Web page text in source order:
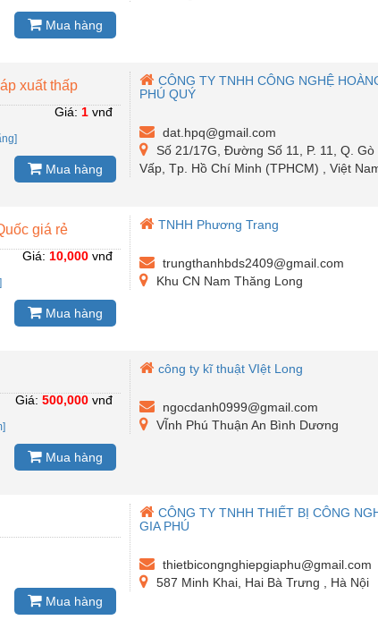
Mua hàng
xuất thấp
Giá: 1vnđ
Mua hàng
CÔNG TY TNHH CÔNG NGHỆ
PHÚ QUÝ
dat.hpq@gmail.com
Số 21/17G, Đường Số 11, P. 11, Q. Gò
Vấp, Tp. Hồ Chí Minh (TPHCM) , Việt
giá rẻ
Giá: 10,000vnđ
Mua hàng
TNHH Phương Trang
trungthanhbds2409@gmail.com
Khu CN Nam Thăng Long
Giá: 500,000vnđ
Mua hàng
công ty kĩ thuật VIệt Long
ngocdanh0999@gmail.com
VĨnh Phú Thuận An Bình Dương
Mua hàng
CÔNG TY TNHH THIẾT BỊ CÔNG
GIA PHÚ
thietbicongnghiepgiaphu@gmail.com
587 Minh Khai, Hai Bà Trưng , Hà Nội